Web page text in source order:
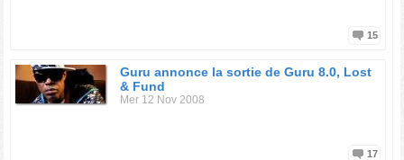
15
Guru annonce la sortie de Guru 8.0, Lost
& Fund
Mer 12 Nov 2008
17